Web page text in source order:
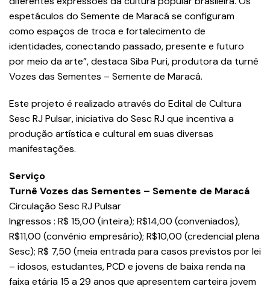
espetáculos do Semente de Maracá se configuram
como espaços de troca e fortalecimento de
identidades, conectando passado, presente e futuro
por meio da arte”, destaca Siba Puri, produtora da turnê
Vozes das Sementes – Semente de Maracá.
Este projeto é realizado através do Edital de Cultura
Sesc RJ Pulsar, iniciativa do Sesc RJ que incentiva a
produção artística e cultural em suas diversas
manifestações.
Serviço
Turnê Vozes das Sementes – Semente de Maracá
Circulação Sesc RJ Pulsar
Ingressos : R$ 15,00 (inteira); R$14,00 (conveniados),
R$11,00 (convênio empresário); R$10,00 (credencial plena
Sesc); R$ 7,50 (meia entrada para casos previstos por lei
– idosos, estudantes, PCD e jovens de baixa renda na
faixa etária 15 a 29 anos que apresentem carteira jovem